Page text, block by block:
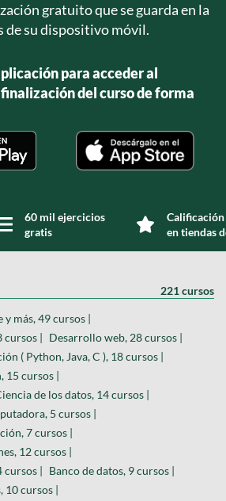
gratuito que se guarda en la
de su dispositivo móvil.
para acceder al
del curso de forma
60 mil ejercicios
gratis
en tiendas
221 cursos
más, 49 cursos |
cursos | Desarrollo web, 28 cursos |
( Python, Java, C ), 18 cursos |
15 cursos |
de los datos, 14 cursos |
5 cursos |
7 cursos |
12 cursos |
cursos | Banco de datos, 9 cursos |
10 cursos |